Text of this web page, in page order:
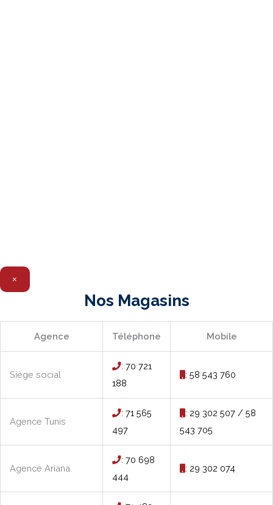
×
Nos Magasins
Agence Téléphone Mobile
Siège social
: 70 721
188
: 58 543 760
Agence Tunis
: 71 565
497
: 29 302 507 / 58
543 705
Agence Ariana
: 70 698
444
: 29 302 074